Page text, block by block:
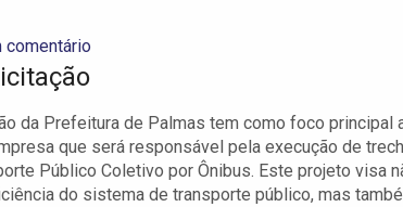
comentário
da Prefeitura de Palmas tem como foco principal
que será responsável pela execução de
Público Coletivo por Ônibus. Este projeto visa
do sistema de transporte público, mas